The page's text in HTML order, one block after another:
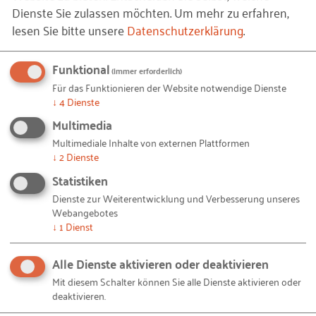
Webseite, den Zielgruppen, Themenschwerpunkten
und jeweiligen Angeboten vorgestellt. Da die
meisten Kompetenzzentren thematisch auf
mehrere Standorte verteilt sind, werden diese
einzeln kurz mit ihren Schwerpunkten beschrieben.
Neben ersten Informationen zum gerade im Aufbau
befindlichen „Nationalen BIM Kompetenzzentrum
werden die beiden zeitlich begrenzten Projekte: das
„Kompetenzzentrum Planen und Bauen
„Kompetenzzentrum Digitales Bauen“ vorgestellt.
Hinzu kommt das etablierte „
Kompetenzzentrum“ sowie das große
„Kompetenznetzwerk Bau und Energie“. Um einen
möglichst vollständigen Überblick zu den
relevanten Akteuren zu erhalten, werden zusätzlich
Dienste Sie zulassen möchten.Um mehr zu erfahren,
lesen Sie bitte unsereDatenschutzerklärung.
Funktional(immer erforderlich)
Für das Funktionieren der Website notwendige Dienste
↓ 4Dienste
Multimedia
Multimediale Inhalte von externen Plattformen
↓ 2Dienste
Statistiken
Dienste zur Weiterentwicklung und Verbesserung unseres
Webangebotes
↓ 1 Dienst
Alle Dienste aktivieren oder deaktivieren
Mit diesem Schalter können Sie alle Dienste aktivieren oder
deaktivieren.